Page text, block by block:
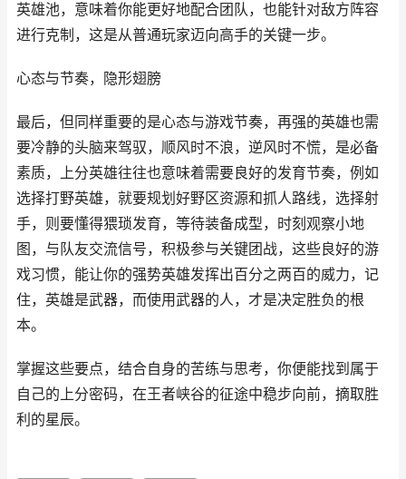
英雄池，意味着你能更好地配合团队，也能针对敌方阵容
进行克制，这是从普通玩家迈向高手的关键一步。
心态与节奏，隐形翅膀
最后，但同样重要的是心态与游戏节奏，再强的英雄也需
要冷静的头脑来驾驭，顺风时不浪，逆风时不慌，是必备
素质，上分英雄往往也意味着需要良好的发育节奏，例如
选择打野英雄，就要规划好野区资源和抓人路线，选择射
手，则要懂得猥琐发育，等待装备成型，时刻观察小地
图，与队友交流信号，积极参与关键团战，这些良好的游
戏习惯，能让你的强势英雄发挥出百分之两百的威力，记
住，英雄是武器，而使用武器的人，才是决定胜负的根
本。
掌握这些要点，结合自身的苦练与思考，你便能找到属于
自己的上分密码，在王者峡谷的征途中稳步向前，摘取胜
利的星辰。